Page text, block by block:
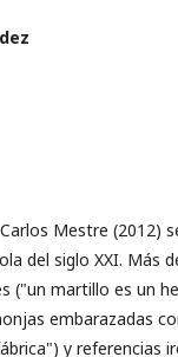
Mestre (2012)
del siglo XXI. Más
("un martillo es un
embarazadas
y referencias